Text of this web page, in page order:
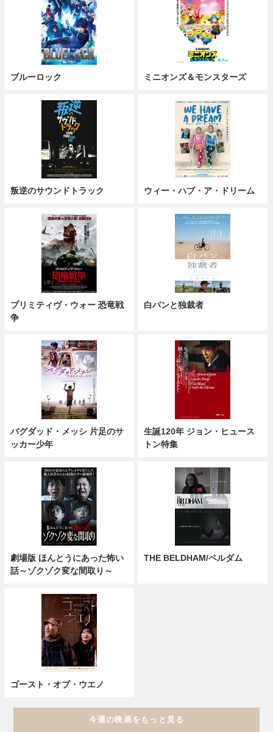
ブルーロック ミニオンズ＆モンスターズ
叛逆のサウンドトラック ウィー・ハブ・ア・ドリーム
プリミティヴ・ウォー 恐竜戦
争
白パンと独裁者
バグダッド・メッシ 片足のサ
ッカー少年
生誕120年 ジョン・ヒュース
トン特集
劇場版 ほんとうにあった怖い
話～ゾクゾク変な間取り～
THE BELDHAM/ベルダム
ゴースト・オブ・ウエノ
今週の映画をもっと見る